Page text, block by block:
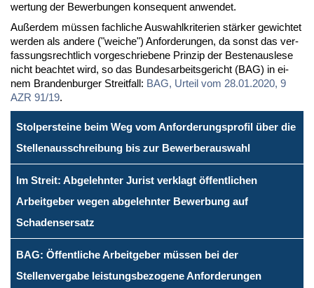
wer­tung der Be­wer­bun­gen kon­se­quent an­wen­det.
Au­ßer­dem müs­sen fach­li­che Aus­wahl­kri­te­ri­en stär­ker ge­wich­tet
wer­den als an­de­re ("wei­che") An­for­de­run­gen, da sonst das ver­
fas­sungs­recht­lich vor­ge­schrie­be­ne Prin­zip der Bes­ten­aus­le­se
nicht be­ach­tet wird, so das Bun­des­ar­beits­ge­richt (BAG) in ei­
nem Bran­den­bur­ger Streit­fall: BAG, Ur­teil vom 28.01.2020, 9
AZR 91/19.
Stolpersteine beim Weg vom Anforderungsprofil über die
Stellenausschreibung bis zur Bewerberauswahl
Im Streit: Abgelehnter Jurist verklagt öffentlichen
Arbeitgeber wegen abgelehnter Bewerbung auf
Schadensersatz
BAG: Öffentliche Arbeitgeber müssen bei der
Stellenvergabe leistungsbezogene Anforderungen